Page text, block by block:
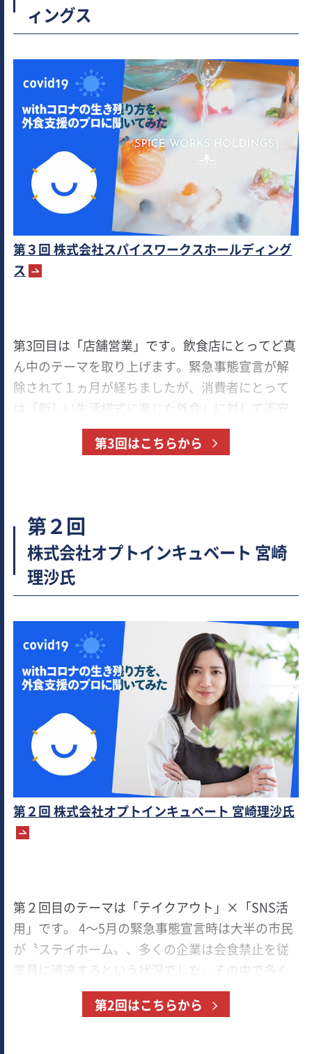
ル・リテラシーの代表取締役社長、黒部得善さん
に、新型コロナウイルスへの対応を迫られた経営
者のリアルと経営の変わるべき方向性について伺
いました。
ィングス
第３回 株式会社スパイスワークスホールディング
ス
第3回目は「店舗営業」です。飲食店にとってど真
ん中のテーマを取り上げます。緊急事態宣言が解
除されて１ヵ月が経ちましたが、消費者にとって
は「新しい生活様式に準じた外食」に対して不安
が拭い切れないというのが実情です。 たとえ一度
は来店してくれたとしても、店の新型コロナウイ
「安心・安全」が様変わりした時代のオペレーシ
ョンを考えてみたいと思います。
第3回はこちらから
第２回
株式会社オプトインキュベート 宮崎
理沙氏
第２回 株式会社オプトインキュベート 宮崎理沙氏
第２回目のテーマは「テイクアウト」×「SNS活
用」です。 4～5月の緊急事態宣言時は大半の市民
が〝ステイホーム〟、多くの企業は会食禁止を従
業員に通達するという状況でした。その中で多く
の飲食店が急遽テイクアウトやデリバリーといっ
た新たな販売チャネルにチャレンジしました。そ
第2回はこちらから